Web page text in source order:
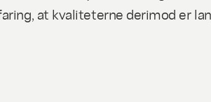
at kvaliteterne derimod er